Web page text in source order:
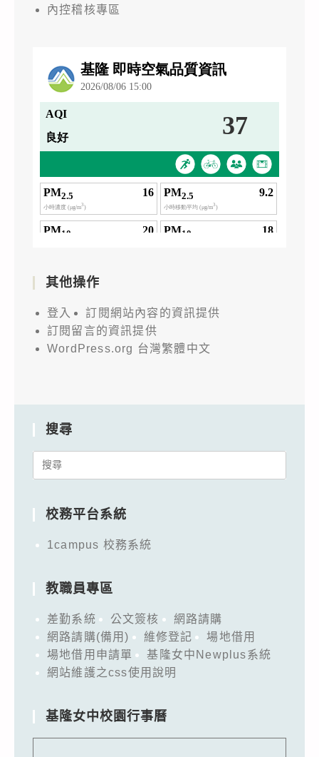
內控稽核專區
其他操作
登入
訂閱網站內容的資訊提供
訂閱留言的資訊提供
WordPress.org 台灣繁體中文
搜尋
Search
校務平台系統
1campus 校務系統
教職員專區
差勤系統 公文簽核
網路請購
網路請購(備用)
維修登記
場地借用
場地借用申請單
基隆女中Newplus系統
網站維護之css使用說明
基隆女中校園行事曆